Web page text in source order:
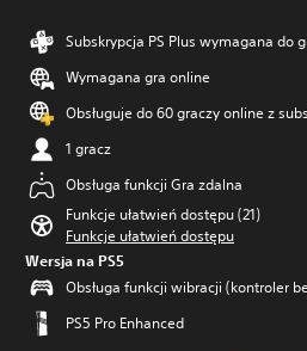
Subskrypcja PS Plus wymagana do
Wymagana gra online
Obsługuje do 60 graczy online z
1 gracz
Obsługa funkcji Gra zdalna
Funkcje ułatwień dostępu (21)
Funkcje ułatwień dostępu
Wersja na PS5
Obsługa funkcji wibracji (kontroler
PS5 Pro Enhanced